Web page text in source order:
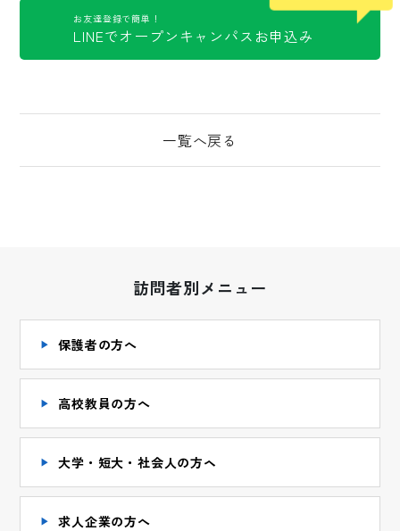
お友達登録で簡単！
LINEでオープンキャンパスお申込み
一覧へ戻る
訪問者別メニュー
保護者の方へ
高校教員の方へ
大学・短大・社会人の方ヘ
求人企業の方へ